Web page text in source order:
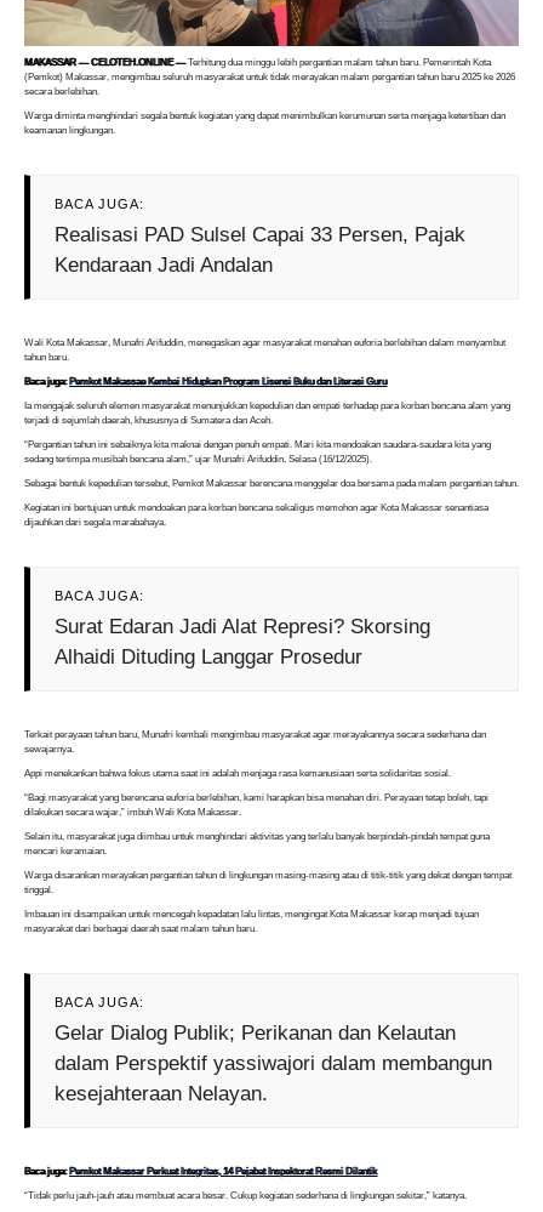
MAKASSAR — CELOTEH.ONLINE —Terhitung dua minggu lebih pergantian malam tahun baru. Pemerintah Kota
(Pemkot) Makassar, mengimbau seluruh masyarakat untuk tidak merayakan malam pergantian tahun baru 2025 ke 2026
secara berlebihan.
Warga diminta menghindari segala bentuk kegiatan yang dapat menimbulkan kerumunan serta menjaga ketertiban dan
keamanan lingkungan.
BACA JUGA:
Realisasi PAD Sulsel Capai 33 Persen, Pajak
Kendaraan Jadi Andalan
Wali Kota Makassar, Munafri Arifuddin, menegaskan agar masyarakat menahan euforia berlebihan dalam menyambut
tahun baru.
Baca juga: Pemkot Makassae Kembai Hidupkan Program Lisensi Buku dan Literasi Guru
Ia mengajak seluruh elemen masyarakat menunjukkan kepedulian dan empati terhadap para korban bencana alam yang
terjadi di sejumlah daerah, khususnya di Sumatera dan Aceh.
“Pergantian tahun ini sebaiknya kita maknai dengan penuh empati. Mari kita mendoakan saudara-saudara kita yang
sedang tertimpa musibah bencana alam,” ujar Munafri Arifuddin, Selasa (16/12/2025).
Sebagai bentuk kepedulian tersebut, Pemkot Makassar berencana menggelar doa bersama pada malam pergantian tahun.
Kegiatan ini bertujuan untuk mendoakan para korban bencana sekaligus memohon agar Kota Makassar senantiasa
dijauhkan dari segala marabahaya.
BACA JUGA:
Surat Edaran Jadi Alat Represi? Skorsing
Alhaidi Dituding Langgar Prosedur
Terkait perayaan tahun baru, Munafri kembali mengimbau masyarakat agar merayakannya secara sederhana dan
sewajarnya.
Appi menekankan bahwa fokus utama saat ini adalah menjaga rasa kemanusiaan serta solidaritas sosial.
“Bagi masyarakat yang berencana euforia berlebihan, kami harapkan bisa menahan diri. Perayaan tetap boleh, tapi
dilakukan secara wajar,” imbuh Wali Kota Makassar.
Selain itu, masyarakat juga diimbau untuk menghindari aktivitas yang terlalu banyak berpindah-pindah tempat guna
mencari keramaian.
Warga disarankan merayakan pergantian tahun di lingkungan masing-masing atau di titik-titik yang dekat dengan tempat
tinggal.
Imbauan ini disampaikan untuk mencegah kepadatan lalu lintas, mengingat Kota Makassar kerap menjadi tujuan
masyarakat dari berbagai daerah saat malam tahun baru.
BACA JUGA:
Gelar Dialog Publik; Perikanan dan Kelautan
dalam Perspektif yassiwajori dalam membangun
kesejahteraan Nelayan.
Baca juga: Pemkot Makassar Perkuat Integritas, 14 Pejabat Inspektorat Resmi Dilantik
“Tidak perlu jauh-jauh atau membuat acara besar. Cukup kegiatan sederhana di lingkungan sekitar,” katanya.